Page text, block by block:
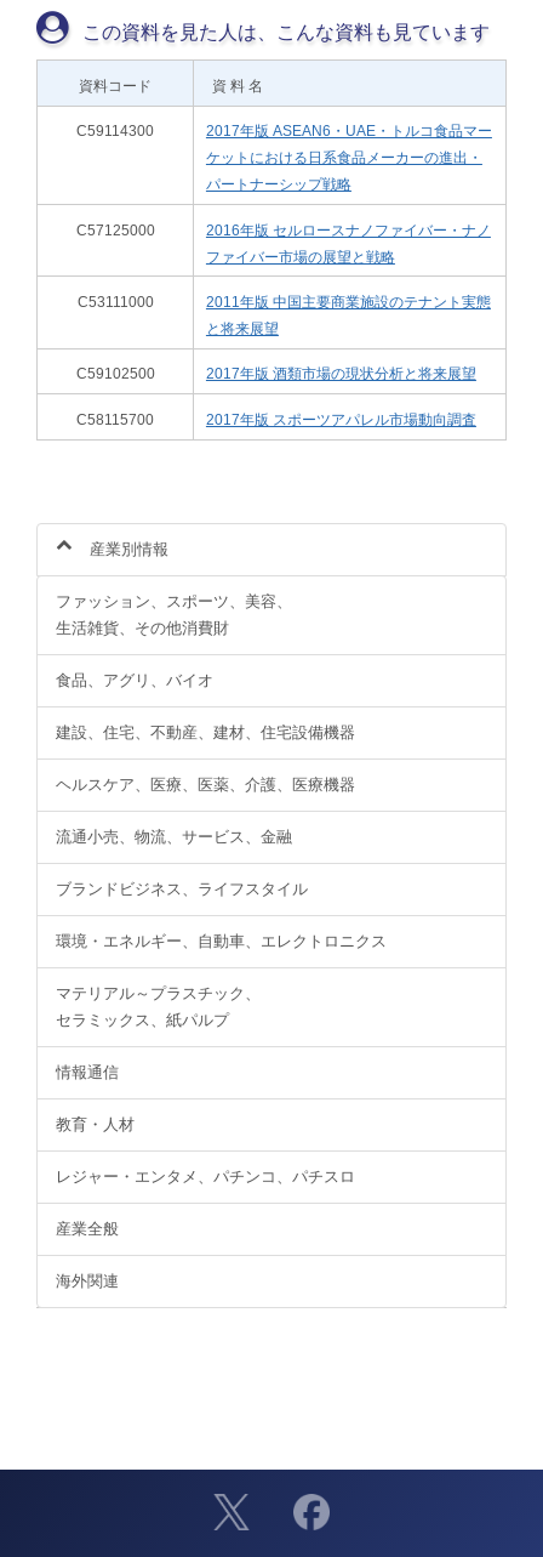
この資料を見た人は、こんな資料も見ています
資料コード 資 料 名
C59114300
2017年版 ASEAN6・UAE・トルコ食品マー
ケットにおける日系食品メーカーの進出・
パートナーシップ戦略
C57125000
2016年版 セルロースナノファイバー・ナノ
ファイバー市場の展望と戦略
C53111000
2011年版 中国主要商業施設のテナント実態
と将来展望
C59102500 2017年版 酒類市場の現状分析と将来展望
C58115700 2017年版 スポーツアパレル市場動向調査
産業別情報
ファッション、スポーツ、美容、
生活雑貨、その他消費財
食品、アグリ、バイオ
建設、住宅、不動産、建材、住宅設備機器
ヘルスケア、医療、医薬、介護、医療機器
流通小売、物流、サービス、金融
ブランドビジネス、ライフスタイル
環境・エネルギー、自動車、エレクトロニクス
マテリアル～プラスチック、
セラミックス、紙パルプ
情報通信
教育・人材
レジャー・エンタメ、パチンコ、パチスロ
産業全般
海外関連